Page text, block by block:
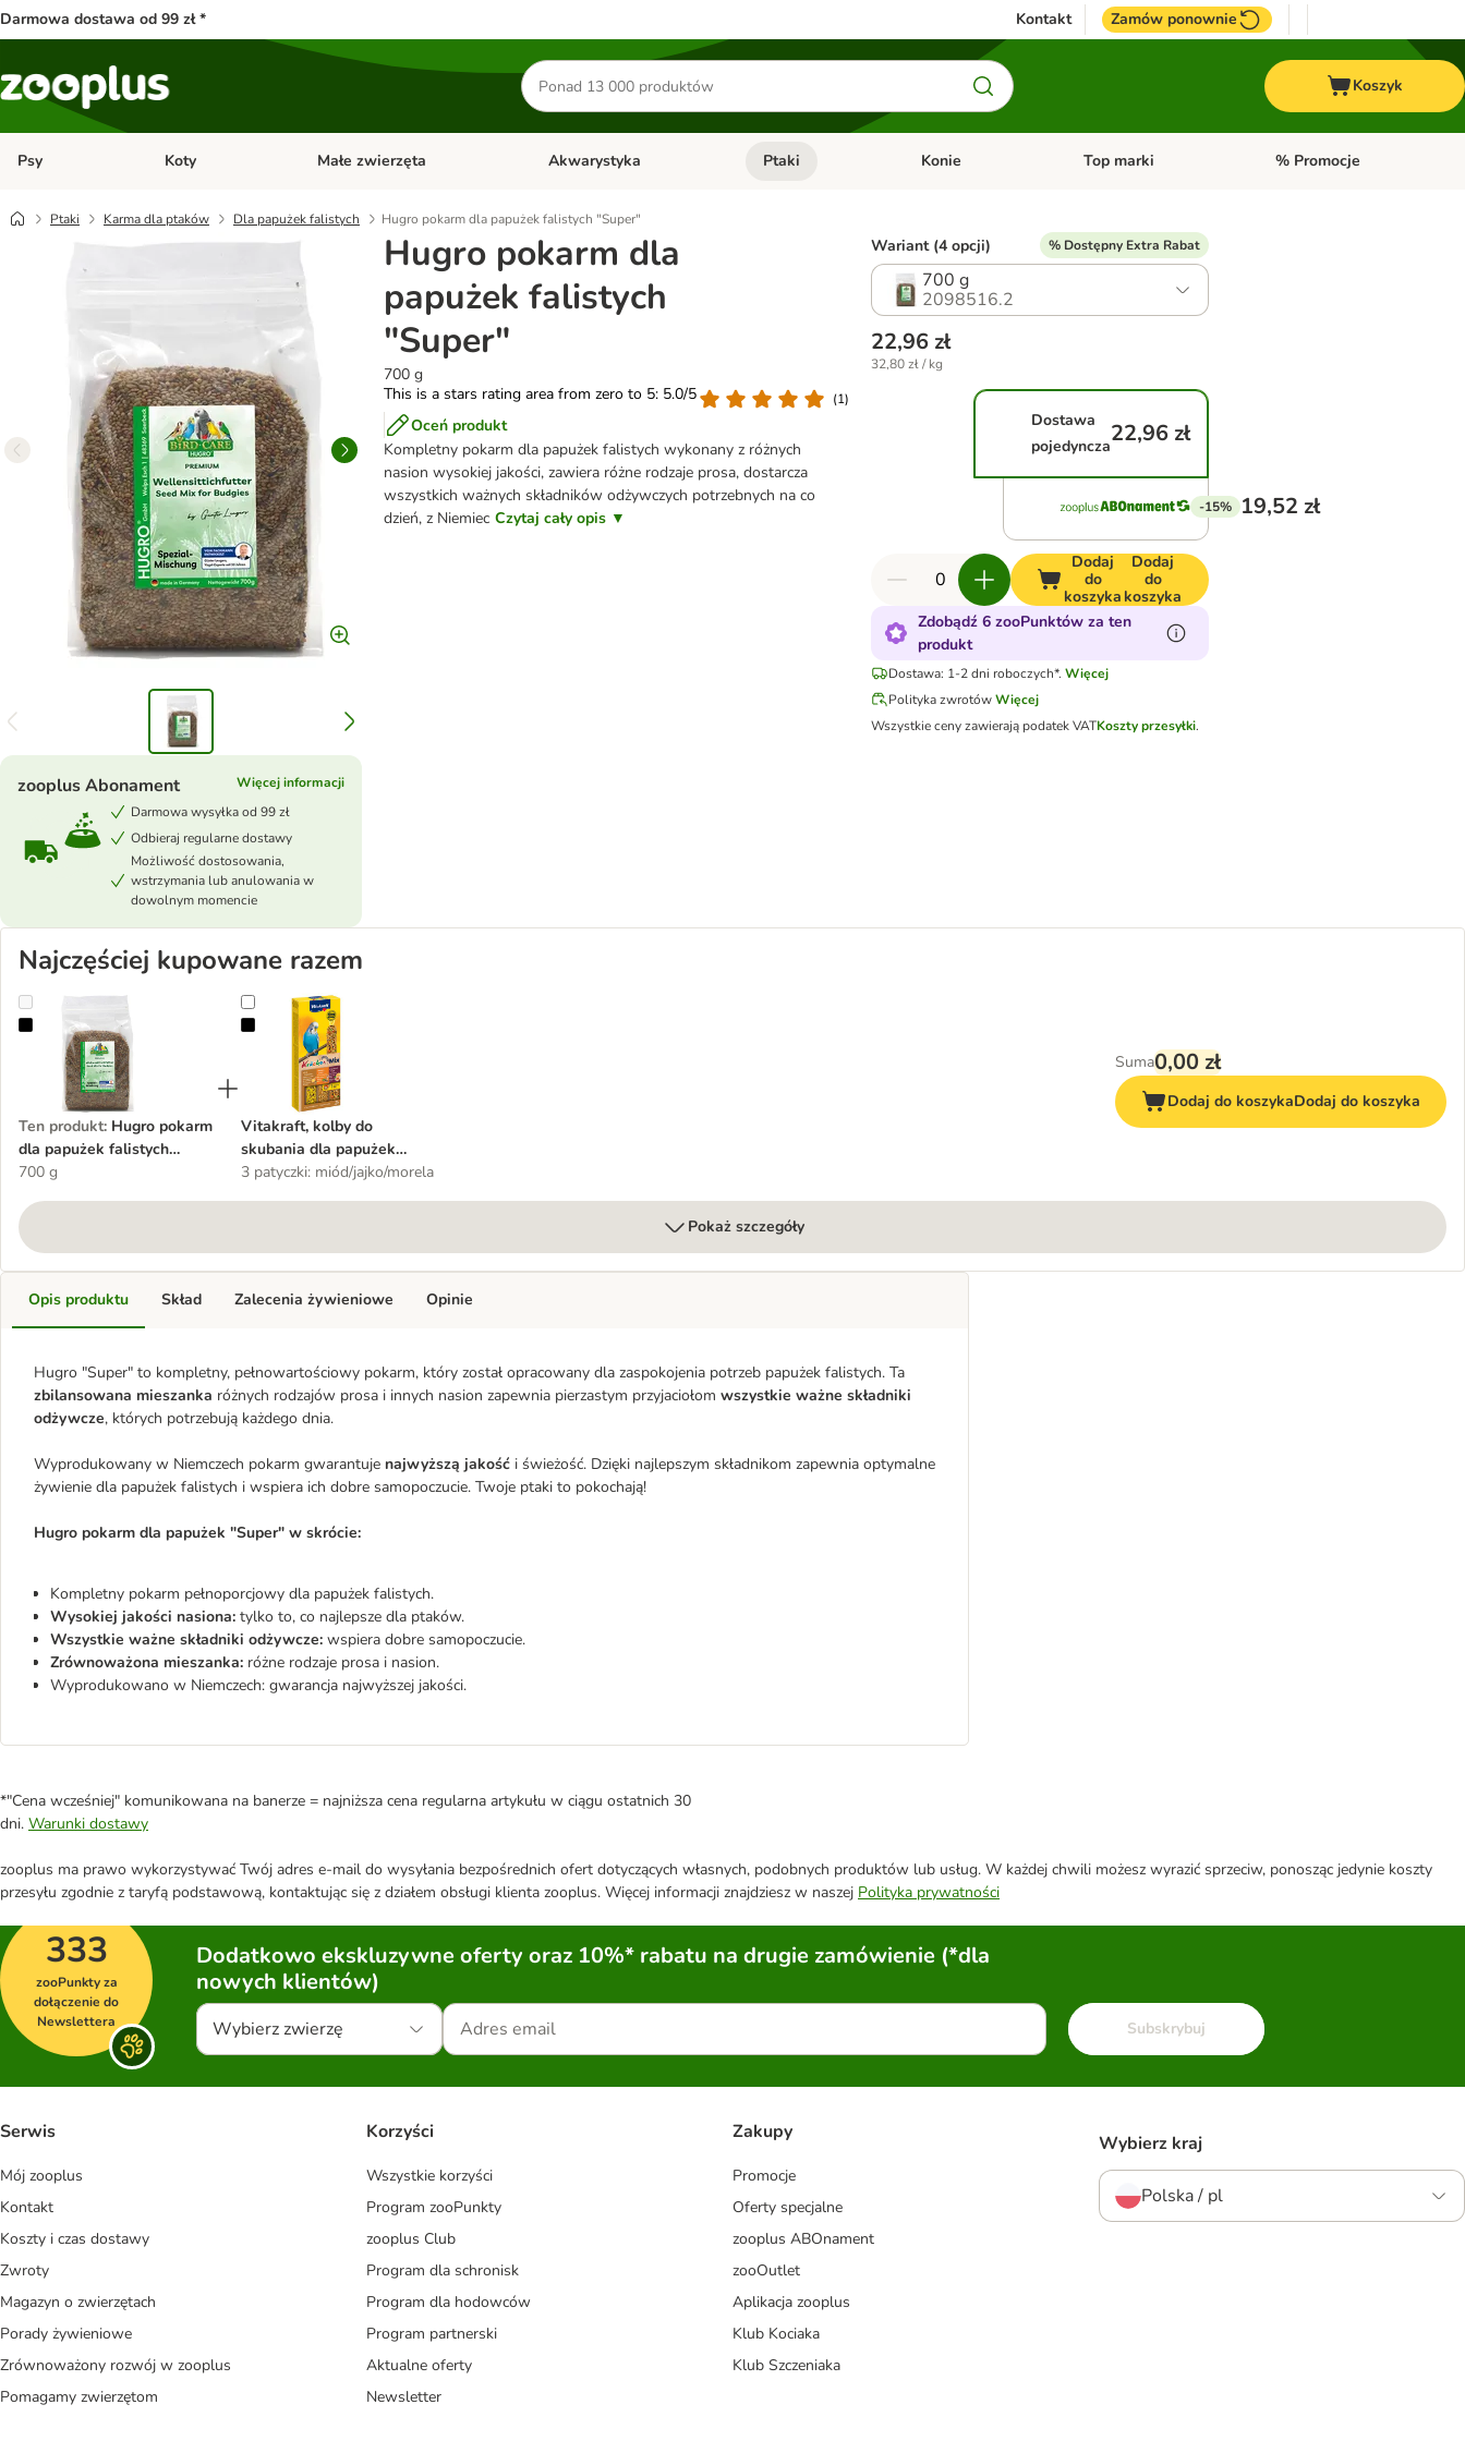
Darmowa dostawa od 99 zł * Kontakt Zamów ponownie
Szukaj
produktów
Koszyk
Psy Otwórz menu kategorii: Psy
Koty Otwórz menu kategorii: Koty
Małe zwierzęta Otwórz menu kategorii: Małe zwierzęta
Akwarystyka Otwórz menu kategorii: Akwarystyka
Ptaki Otwórz menu kategorii: Ptaki
Konie Otwórz menu kategorii: Konie
Top marki Otwórz menu kategorii: Top
% Promocje
Ptaki Karma dla ptaków Dla papużek falistych Hugro pokarm dla papużek falistych "Super"
Hugro pokarm dla
papużek falistych
"Super"
700 g
This is a stars rating area from zero to 5: 5.0/5
(1)
Oceń produkt
Kompletny pokarm dla papużek falistych wykonany z różnych
nasion wysokiej jakości, zawiera różne rodzaje prosa, dostarcza
wszystkich ważnych składników odżywczych potrzebnych na co
dzień, z Niemiec Czytaj cały opis ▼
zooplus Abonament
Więcej informacji
Darmowa wysyłka od 99 zł
Odbieraj regularne dostawy
Możliwość dostosowania,
wstrzymania lub anulowania w
dowolnym momencie
Wariant (4 opcji) % Dostępny Extra Rabat
700 g
2098516.2
22,96 zł
32,80 zł / kg
Dostawa
pojedyncza22,96 zł
-15% 19,52 zł
Dodaj
do
koszyka
Dodaj
do
koszyka
Zdobądź 6 zooPunktów za ten
produkt
Dostawa: 1-2 dni roboczych*. Więcej
Polityka zwrotówWięcej
Wszystkie ceny zawierają podatek VATKoszty przesyłki.
Najczęściej kupowane razem
Hugro pokarm dla papużek falistych "Super"
Ten produkt: Hugro pokarm
dla papużek falistych
"Super"
700 g
Vitakraft, kolby do skubania dla papużek falistych
Vitakraft, kolby do
skubania dla papużek
falistych
3 patyczki: miód/jajko/morela
Suma0,00 zł
Dodaj do koszykaDodaj do koszyka
Pokaż szczegóły
Opis produktu
Hugro "Super" to kompletny, pełnowartościowy pokarm, który został opracowany dla zaspokojenia potrzeb papużek falistych. Ta
zbilansowana mieszanka różnych rodzajów prosa i innych nasion zapewnia pierzastym przyjaciołom wszystkie ważne składniki
odżywcze, których potrzebują każdego dnia.
Wyprodukowany w Niemczech pokarm gwarantuje najwyższą jakość i świeżość. Dzięki najlepszym składnikom zapewnia optymalne
żywienie dla papużek falistych i wspiera ich dobre samopoczucie. Twoje ptaki to pokochają!
Hugro pokarm dla papużek "Super" w skrócie:
Kompletny pokarm pełnoporcjowy dla papużek falistych.
Wysokiej jakości nasiona: tylko to, co najlepsze dla ptaków.
Wszystkie ważne składniki odżywcze: wspiera dobre samopoczucie.
Zrównoważona mieszanka: różne rodzaje prosa i nasion.
Wyprodukowano w Niemczech: gwarancja najwyższej jakości.
Skład Zalecenia żywieniowe Opinie
*"Cena wcześniej" komunikowana na banerze = najniższa cena regularna artykułu w ciągu ostatnich 30
dni. Warunki dostawy
zooplus ma prawo wykorzystywać Twój adres e-mail do wysyłania bezpośrednich ofert dotyczących własnych, podobnych produktów lub usług. W każdej chwili możesz wyrazić sprzeciw, ponosząc jedynie koszty
przesyłu zgodnie z taryfą podstawową, kontaktując się z działem obsługi klienta zooplus. Więcej informacji znajdziesz w naszej Polityka prywatności
333
zooPunkty za
dołączenie do
Newslettera
Dodatkowo ekskluzywne oferty oraz 10%* rabatu na drugie zamówienie (*dla
nowych klientów)
Wybierz zwierzę Subskrybuj
Serwis
Mój zooplus
Kontakt
Koszty i czas dostawy
Zwroty
Magazyn o zwierzętach
Porady żywieniowe
Zrównoważony rozwój w zooplus
Pomagamy zwierzętom
Korzyści
Wszystkie korzyści
Program zooPunkty
zooplus Club
Program dla schronisk
Program dla hodowców
Program partnerski
Aktualne oferty
Newsletter
Zakupy
Promocje
Oferty specjalne
zooplus ABOnament
zooOutlet
Aplikacja zooplus
Klub Kociaka
Klub Szczeniaka
Wybierz kraj
Polska / pl